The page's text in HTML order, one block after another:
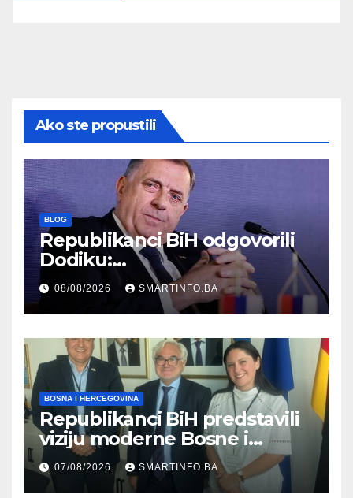
Ako ste propustili
BLOG
Republikanci BiH odgovorili
Dodiku:
Bosanskohercegovačka
kultura postoji i pripada svim
građanima
08/08/2026 SMARTINFO.BA
BOSNA I HERCEGOVINA
Republikanci BiH predstavili
viziju moderne Bosne i
Hercegovine ambasadoru
Njemačke
07/08/2026 SMARTINFO.BA